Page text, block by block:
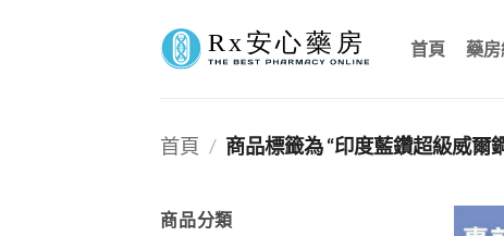
首頁 藥
首頁 / 商品標籤為 “印度藍鑽超級威爾
商品分類